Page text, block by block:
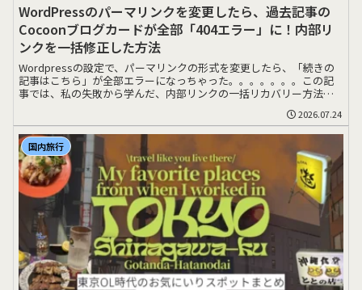
WordPressのパーマリンクを変更したら、過去記事の
Cocoonブログカードが全部「404エラー」に！内部リ
ンクを一括修正した方法
Wordpressの設定で、パーマリンクの形式を変更したら、「続きの
記事はこちら」が全部エラーになっちゃった。。。。。。。この記
事では、私の失敗から学んだ、内部リンクの一括リカバリー方法を
2026.07.24
国内旅行